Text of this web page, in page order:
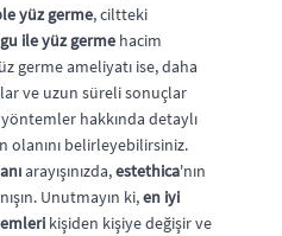
yüz germe, ciltteki
ile yüz germe hacim
germe ameliyatı ise, daha
ve uzun süreli sonuçlar
hakkında detaylı
olanını belirleyebilirsiniz.
arayışınızda,estethica'nın
Unutmayın ki,en iyi
kişiden kişiye değişir ve